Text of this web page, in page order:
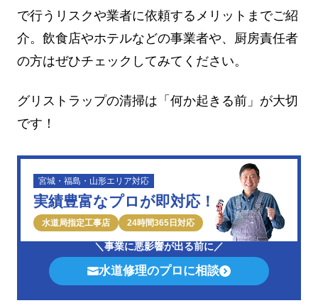
で行うリスクや業者に依頼するメリットまでご紹
介。飲食店やホテルなどの事業者や、厨房責任者
の方はぜひチェックしてみてください。
グリストラップの清掃は「何か起きる前」が大切
です！
宮城・福島・山形エリア対応
実績豊富なプロが即対応！
水道局指定工事店 24時間365日対応
＼事業に悪影響が出る前に／
水道修理のプロに相談